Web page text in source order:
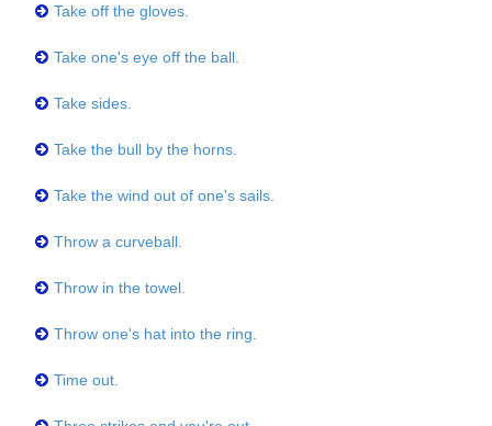
Take off the gloves.
Take one's eye off the ball.
Take sides.
Take the bull by the horns.
Take the wind out of one's sails.
Throw a curveball.
Throw in the towel.
Throw one's hat into the ring.
Time out.